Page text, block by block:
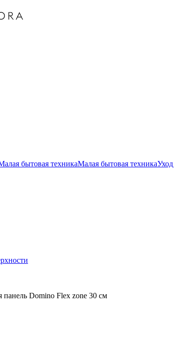
бытовая техникаМалая бытовая техникаУход
панель Domino Flex zone 30 см